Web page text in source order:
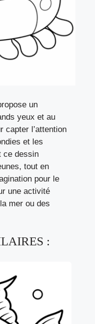
un
yeux et au
capter l’attention
et les
ce dessin
tout en
pour le
une activité
mer ou des
: